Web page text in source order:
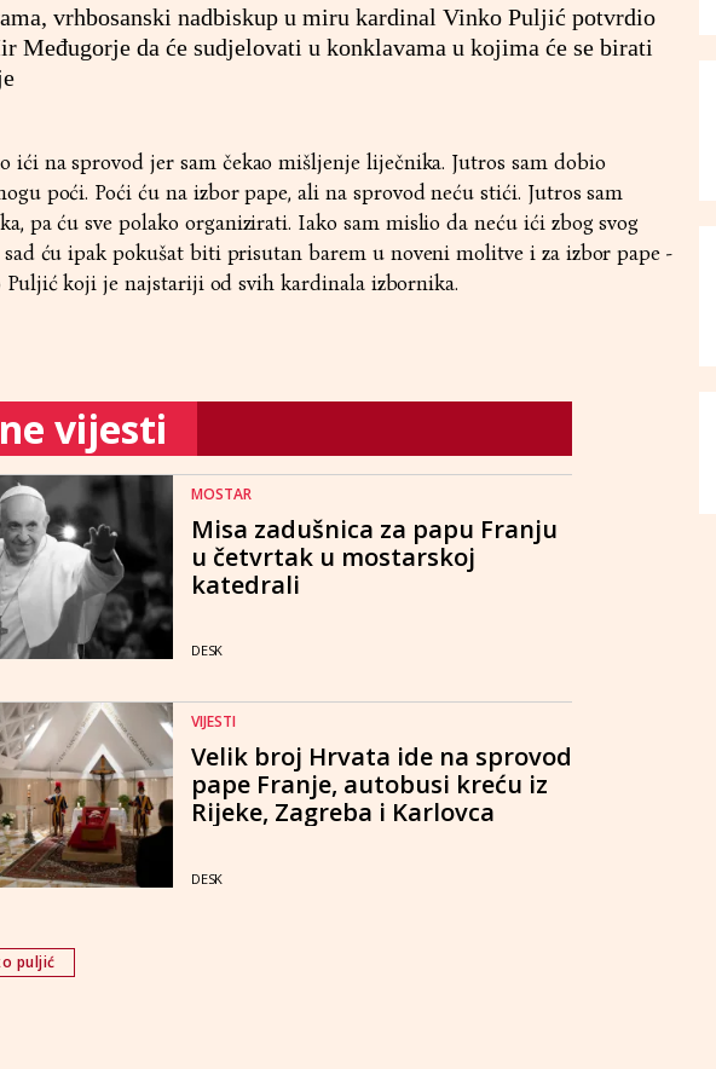
vrhbosanski nadbiskup u miru kardinal Vinko Puljić potvrdio
Međugorje da će sudjelovati u konklavama u kojima će se birati
ići na sprovod jer sam čekao mišljenje liječnika. Jutros sam dobio
poći. Poći ću na izbor pape, ali na sprovod neću stići. Jutros sam
pa ću sve polako organizirati. Iako sam mislio da neću ići zbog svog
sad ću ipak pokušat biti prisutan barem u noveni molitve i za izbor pape -
Puljić koji je najstariji od svih kardinala izbornika.
vijesti
MOSTAR
Misa zadušnica za papu Franju
u četvrtak u mostarskoj
katedrali
DESK
VIJESTI
Velik broj Hrvata ide na sprovod
pape Franje, autobusi kreću iz
Rijeke, Zagreba i Karlovca
DESK
puljić